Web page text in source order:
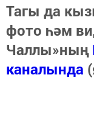
Тагы да
фото һәм
Чаллы»ның
каналында